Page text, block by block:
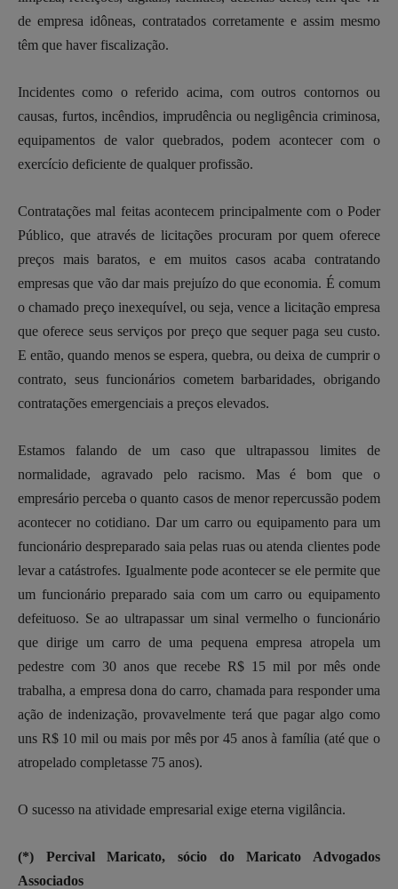
de empresa idôneas, contratados corretamente e assim mesmo
têm que haver fiscalização.
Incidentes como o referido acima, com outros contornos ou
causas, furtos, incêndios, imprudência ou negligência criminosa,
equipamentos de valor quebrados, podem acontecer com o
exercício deficiente de qualquer profissão.
Contratações mal feitas acontecem principalmente com o Poder
Público, que através de licitações procuram por quem oferece
preços mais baratos, e em muitos casos acaba contratando
empresas que vão dar mais prejuízo do que economia. É comum
o chamado preço inexequível, ou seja, vence a licitação empresa
que oferece seus serviços por preço que sequer paga seu custo.
E então, quando menos se espera, quebra, ou deixa de cumprir o
contrato, seus funcionários cometem barbaridades, obrigando
contratações emergenciais a preços elevados.
Estamos falando de um caso que ultrapassou limites de
normalidade, agravado pelo racismo. Mas é bom que o
empresário perceba o quanto casos de menor repercussão podem
acontecer no cotidiano. Dar um carro ou equipamento para um
funcionário despreparado saia pelas ruas ou atenda clientes pode
levar a catástrofes. Igualmente pode acontecer se ele permite que
um funcionário preparado saia com um carro ou equipamento
defeituoso. Se ao ultrapassar um sinal vermelho o funcionário
que dirige um carro de uma pequena empresa atropela um
pedestre com 30 anos que recebe R$ 15 mil por mês onde
trabalha, a empresa dona do carro, chamada para responder uma
ação de indenização, provavelmente terá que pagar algo como
uns R$ 10 mil ou mais por mês por 45 anos à família (até que o
atropelado completasse 75 anos).
O sucesso na atividade empresarial exige eterna vigilância.
(*) Percival Maricato, sócio do Maricato Advogados
Associados